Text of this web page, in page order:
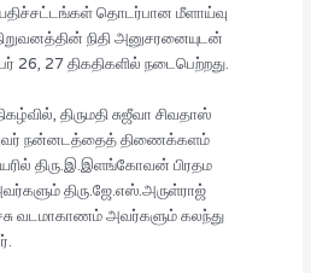
தொடர்பான மீளாய்வு
நிதி அனுசரனையுடன்
26, 27 திகதிகளில் நடைபெற்றது.
திருமதி சுஜீவா சிவதாஸ்
நன்னடத்தைத் திணைக்களம்
திரு.இ.இளங்கோவன் பிரதம
திரு.ஜே.எஸ்.அருள்ராஜ்
வடமாகாணம் அவர்களும் கலந்து